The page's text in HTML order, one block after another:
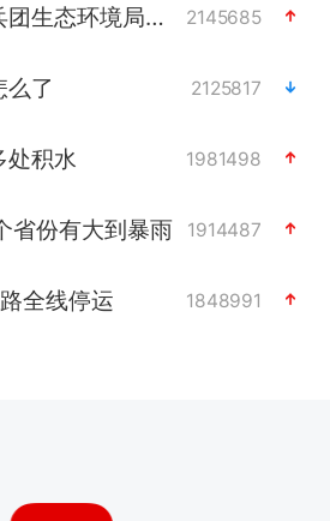
新疆生产建设兵团生态环境局原局长被查 2145685
么了 2125817
处积水 1981498
省份有大到暴雨 1914487
全线停运 1848991